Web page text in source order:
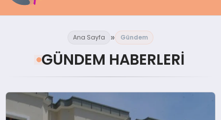
MAGAZIN
Ana Sayfa Gündem
GÜNDEM HABERLERI